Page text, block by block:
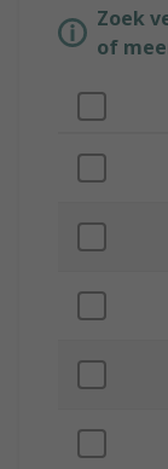
Zoek
of